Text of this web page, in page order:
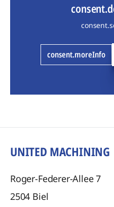
consent.moreInfo
UNITED MACHINING
Roger-Federer-Allee 7
2504 Biel